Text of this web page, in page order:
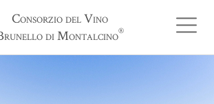
Consorzio del Vino
di Montalcino®